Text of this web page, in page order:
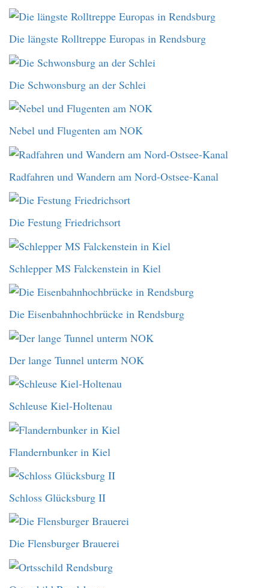
Die längste Rolltreppe Europas in Rendsburg
Die Schwonsburg an der Schlei
Nebel und Flugenten am NOK
Radfahren und Wandern am Nord-Ostsee-Kanal
Die Festung Friedrichsort
Schlepper MS Falckenstein in Kiel
Die Eisenbahnhochbrücke in Rendsburg
Der lange Tunnel unterm NOK
Schleuse Kiel-Holtenau
Flandernbunker in Kiel
Schloss Glücksburg II
Die Flensburger Brauerei